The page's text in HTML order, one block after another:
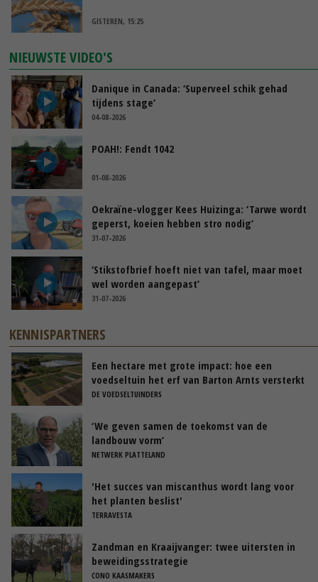
GISTEREN, 15:25
NIEUWSTE VIDEO'S
Danique in Canada: ‘Superveel schik gehad
tijdens stage’
04-08-2026
POAH!: Fendt 1042
01-08-2026
Oekraïne-vlogger Kees Huizinga: ‘Tarwe wordt
geperst, koeien hebben stro nodig’
31-07-2026
‘Stikstofbrief hoeft niet van tafel, maar moet
wel worden aangepast’
31-07-2026
KENNISPARTNERS
Een hectare met grote impact: hoe een
voedseltuin het erf van Barton Arnts versterkt
DE VOEDSELTUINDERS
‘We geven samen de toekomst van de
landbouw vorm’
NETWERK PLATTELAND
'Het succes van miscanthus wordt lang voor
het planten beslist'
TERRAVESTA
Zandman en Kraaijvanger: twee uitersten in
beweidingsstrategie
CONO KAASMAKERS